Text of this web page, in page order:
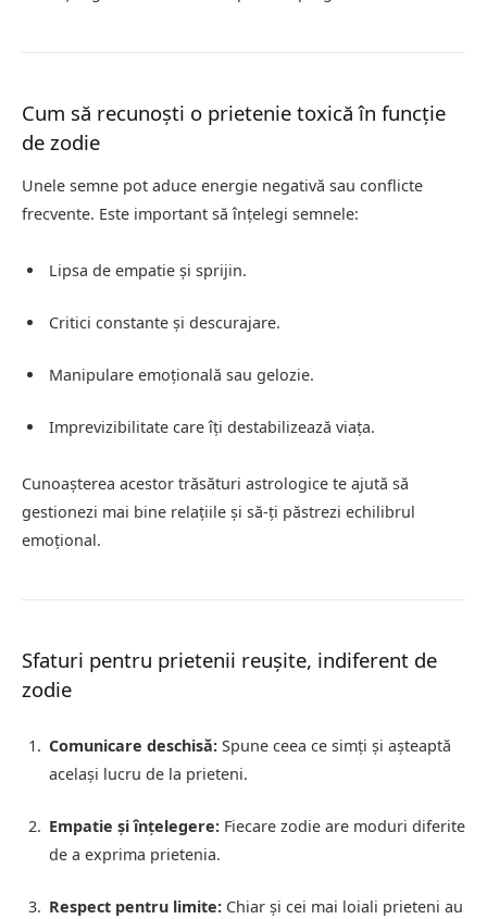
Cum să recunoști o prietenie toxică în funcție
de zodie
Unele semne pot aduce energie negativă sau conflicte
frecvente. Este important să înțelegi semnele:
Lipsa de empatie și sprijin.
Critici constante și descurajare.
Manipulare emoțională sau gelozie.
Imprevizibilitate care îți destabilizează viața.
Cunoașterea acestor trăsături astrologice te ajută să
gestionezi mai bine relațiile și să-ți păstrezi echilibrul
emoțional.
Sfaturi pentru prietenii reușite, indiferent de
zodie
Comunicare deschisă: Spune ceea ce simți și așteaptă
același lucru de la prieteni.
Empatie și înțelegere: Fiecare zodie are moduri diferite
de a exprima prietenia.
Respect pentru limite: Chiar și cei mai loiali prieteni au